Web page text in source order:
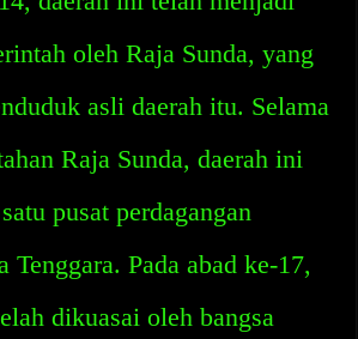
oleh Raja Sunda, yang
asli daerah itu. Selama
Raja Sunda, daerah ini
pusat perdagangan
Tenggara. Pada abad ke-17,
dikuasai oleh bangsa